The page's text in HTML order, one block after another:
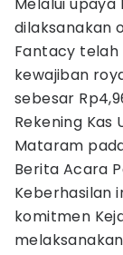
dilaksanakan
Fantacy
kewajiban
sebesar
Rekening Kas
Mataram
Berita Acara
Keberhasilan
komitmen